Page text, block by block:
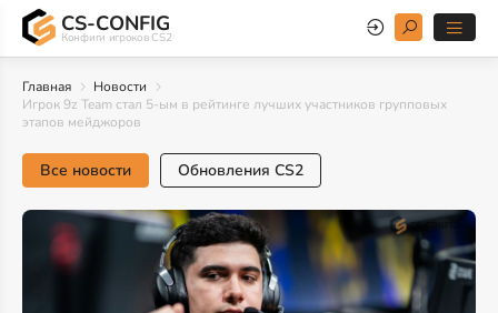
CS-CONFIG
Конфиги игроков CS2
Главная
Новости
Игрок 9z Team стал 5-ым в рейтинге лучших участников групповых
этапов мейджоров
Все новости Обновления CS2